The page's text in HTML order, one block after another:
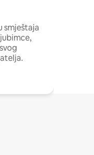
smještaja